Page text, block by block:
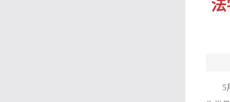
5